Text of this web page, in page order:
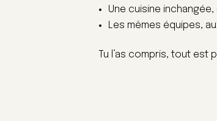
Une cuisine
Les mêmes équipes,
Tu l’as compris, tout